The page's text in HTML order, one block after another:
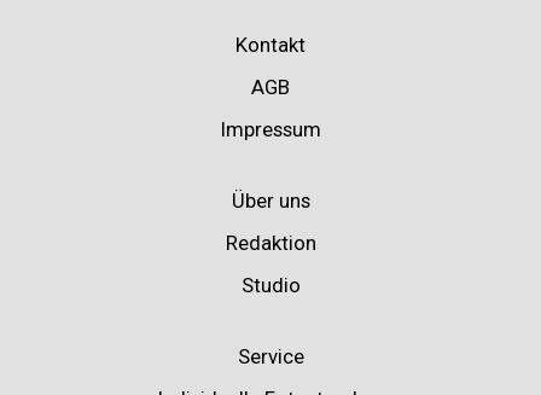
Kontakt
AGB
Impressum
Über uns
Redaktion
Studio
Service